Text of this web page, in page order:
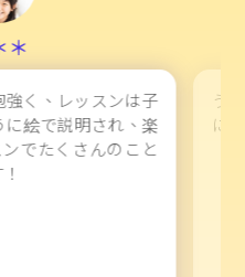
＊
く、レッスンは子
絵で説明され、楽
でたくさんのこと
う
に